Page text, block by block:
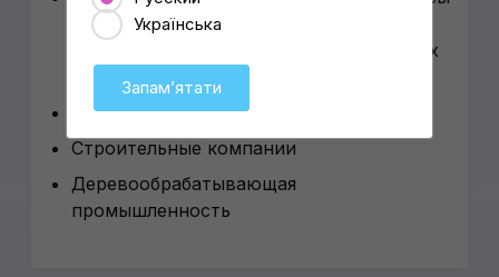
при мойках, детейлинг-боксы при
автосалонах, малярках, АТП, яхт-клубах
и аэроклубах
СТО полного цикла
Строительные компании
Деревообрабатывающая
промышленность
Українська
Запамʼятати